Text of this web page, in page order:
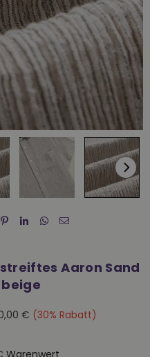
Aaron Sand
€ (30% Rabatt)